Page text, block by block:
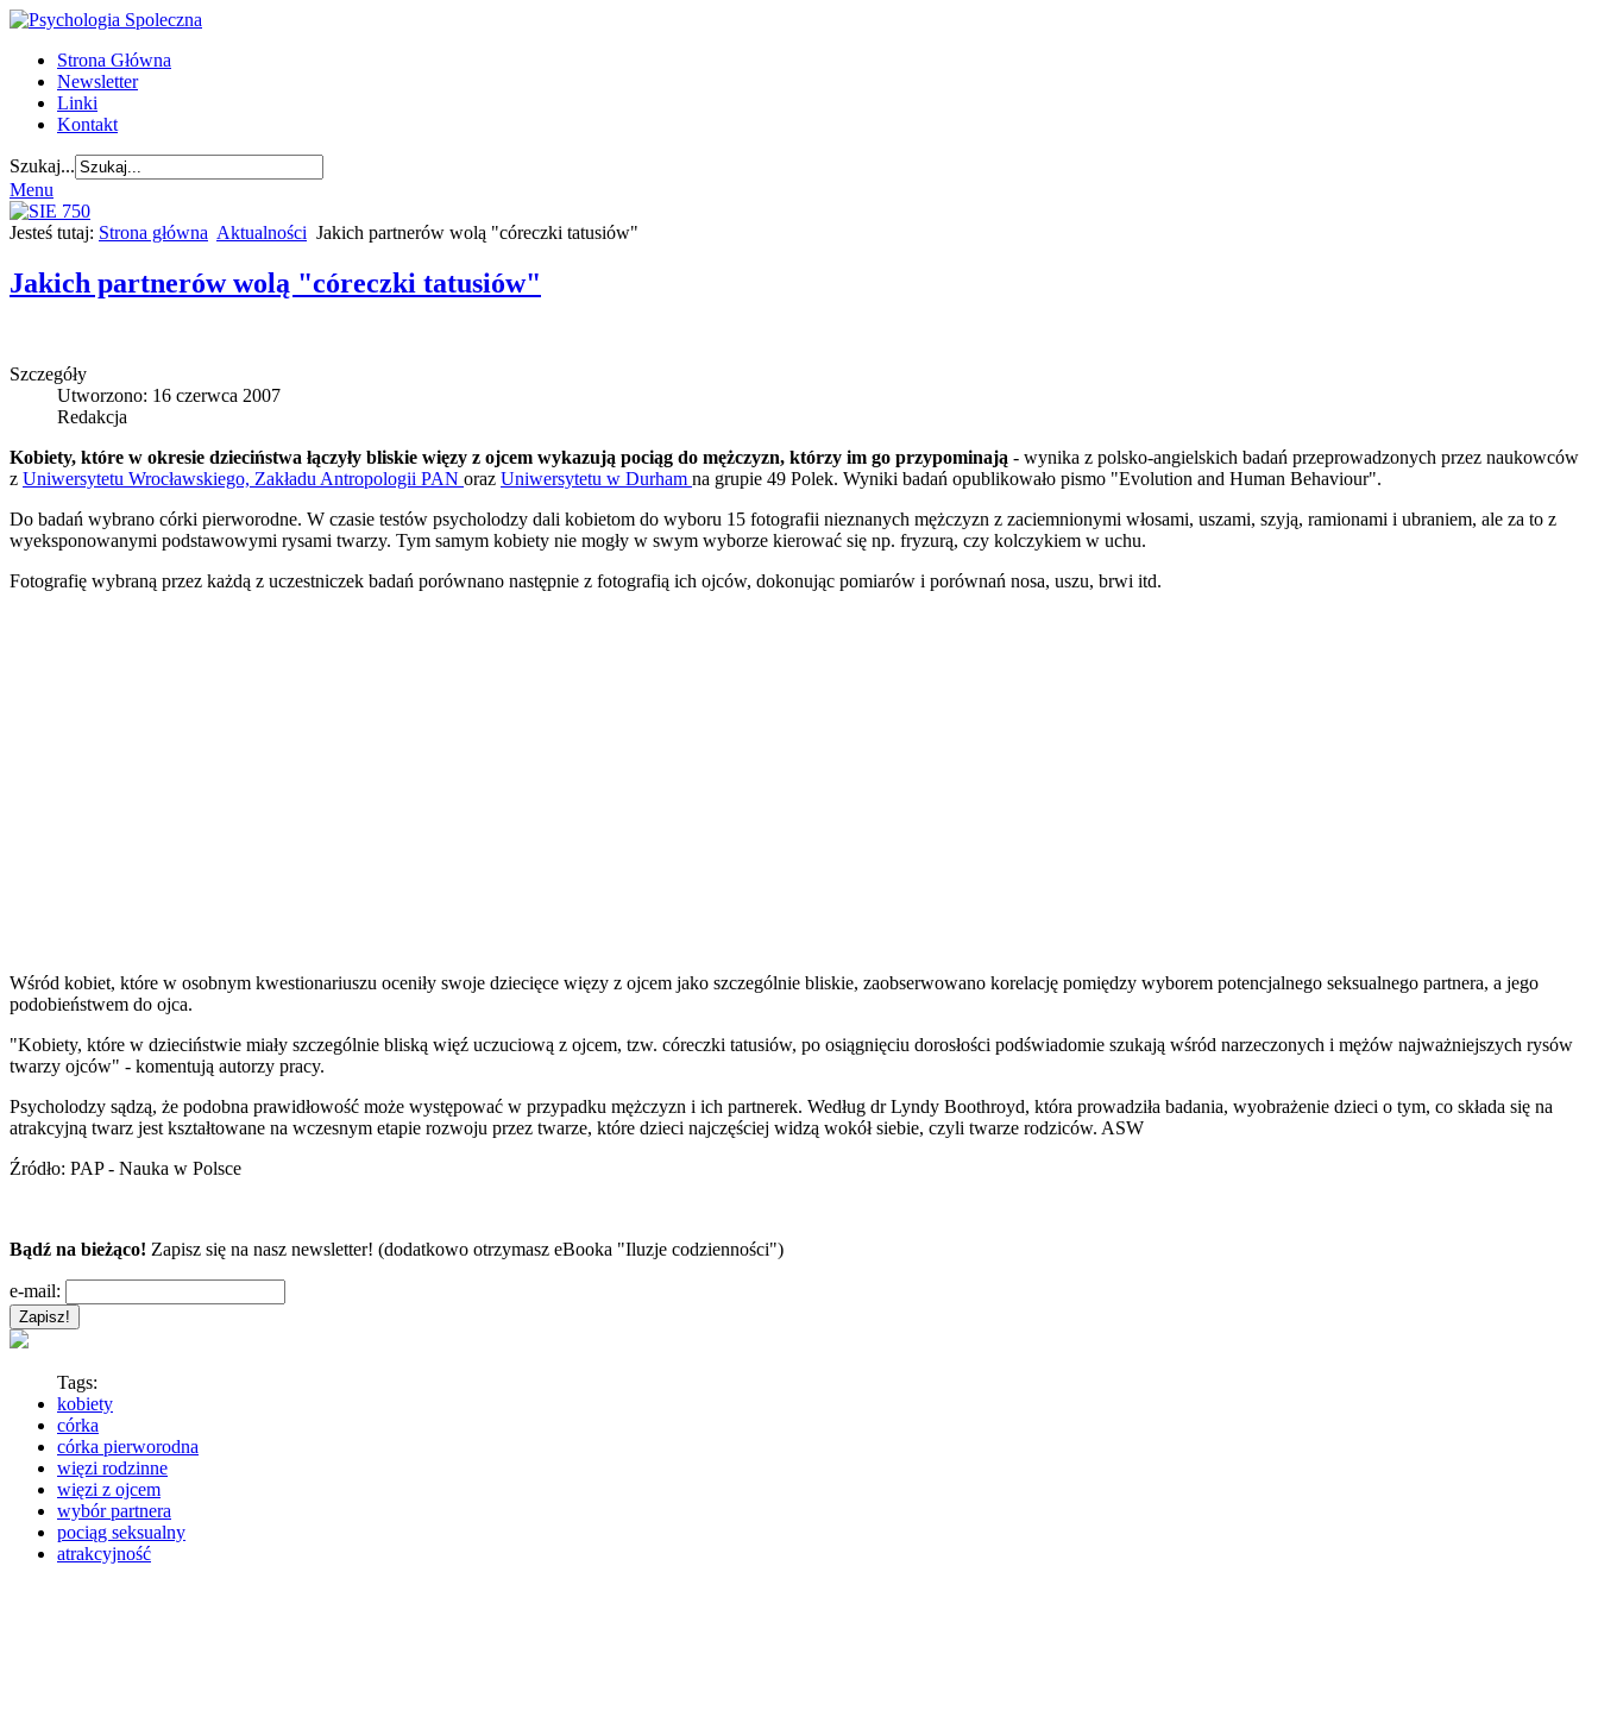
Strona Główna
Newsletter
Linki
Kontakt
Szukaj...
Menu
Jesteś tutaj: Strona główna Aktualności Jakich partnerów wolą "córeczki tatusiów"
Jakich partnerów wolą "córeczki tatusiów"
Szczegóły
Utworzono: 16 czerwca 2007
Redakcja
Kobiety, które w okresie dzieciństwa łączyły bliskie więzy z ojcem wykazują pociąg do mężczyzn, którzy im go przypominają - wynika z polsko-angielskich badań przeprowadzonych przez naukowców
z Uniwersytetu Wrocławskiego, Zakładu Antropologii PAN oraz Uniwersytetu w Durham na grupie 49 Polek. Wyniki badań opublikowało pismo "Evolution and Human Behaviour".
Do badań wybrano córki pierworodne. W czasie testów psycholodzy dali kobietom do wyboru 15 fotografii nieznanych mężczyzn z zaciemnionymi włosami, uszami, szyją, ramionami i ubraniem, ale za to z
wyeksponowanymi podstawowymi rysami twarzy. Tym samym kobiety nie mogły w swym wyborze kierować się np. fryzurą, czy kolczykiem w uchu.
Fotografię wybraną przez każdą z uczestniczek badań porównano następnie z fotografią ich ojców, dokonując pomiarów i porównań nosa, uszu, brwi itd.
Wśród kobiet, które w osobnym kwestionariuszu oceniły swoje dziecięce więzy z ojcem jako szczególnie bliskie, zaobserwowano korelację pomiędzy wyborem potencjalnego seksualnego partnera, a jego
podobieństwem do ojca.
"Kobiety, które w dzieciństwie miały szczególnie bliską więź uczuciową z ojcem, tzw. córeczki tatusiów, po osiągnięciu dorosłości podświadomie szukają wśród narzeczonych i mężów najważniejszych rysów
twarzy ojców" - komentują autorzy pracy.
Psycholodzy sądzą, że podobna prawidłowość może występować w przypadku mężczyzn i ich partnerek. Według dr Lyndy Boothroyd, która prowadziła badania, wyobrażenie dzieci o tym, co składa się na
atrakcyjną twarz jest kształtowane na wczesnym etapie rozwoju przez twarze, które dzieci najczęściej widzą wokół siebie, czyli twarze rodziców. ASW
Źródło: PAP - Nauka w Polsce
Bądź na bieżąco! Zapisz się na nasz newsletter! (dodatkowo otrzymasz eBooka "Iluzje codzienności")
e-mail:
Tags:
kobiety
córka
córka pierworodna
więzi rodzinne
więzi z ojcem
wybór partnera
pociąg seksualny
atrakcyjność